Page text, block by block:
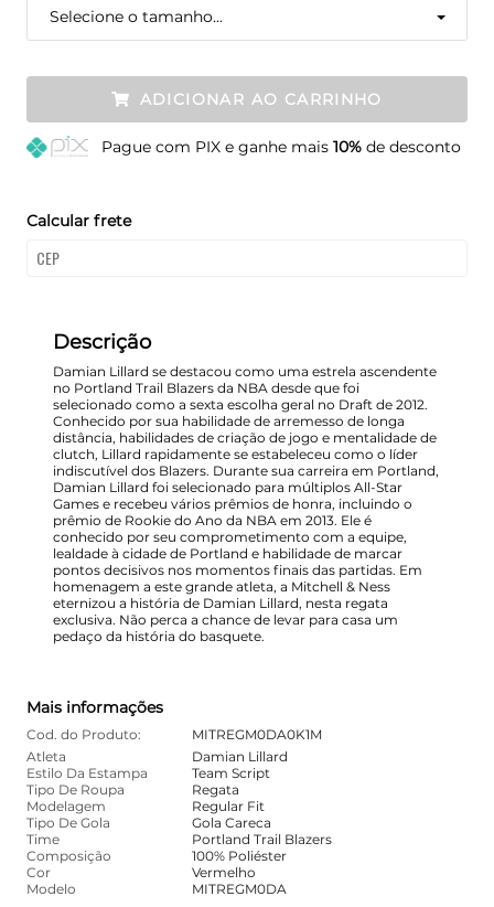
Selecione o tamanho...
ADICIONAR AO CARRINHO
Pague com PIX e ganhe mais 10%de desconto
Calcular frete
Descrição
Damian Lillard se destacou como uma estrela ascendente
no Portland Trail Blazers da NBA desde que foi
selecionado como a sexta escolha geral no Draft de 2012.
Conhecido por sua habilidade de arremesso de longa
distância, habilidades de criação de jogo e mentalidade de
clutch, Lillard rapidamente se estabeleceu como o líder
indiscutível dos Blazers. Durante sua carreira em Portland,
Damian Lillard foi selecionado para múltiplos All-Star
Games e recebeu vários prêmios de honra, incluindo o
prêmio de Rookie do Ano da NBA em 2013. Ele é
conhecido por seu comprometimento com a equipe,
lealdade à cidade de Portland e habilidade de marcar
pontos decisivos nos momentos finais das partidas. Em
homenagem a este grande atleta, a Mitchell & Ness
eternizou a história de Damian Lillard, nesta regata
exclusiva. Não perca a chance de levar para casa um
pedaço da história do basquete.
Mais informações
Cod. do Produto:
MITREGM0DA0K1M
Atleta
Damian Lillard
Estilo Da Estampa
Team Script
Tipo De Roupa
Regata
Modelagem
Regular Fit
Tipo De Gola
Gola Careca
Time
Portland Trail Blazers
Composição
100% Poliéster
Cor
Vermelho
Modelo
MITREGM0DA